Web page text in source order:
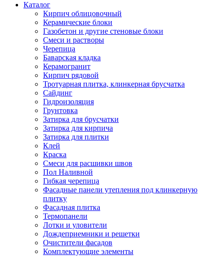
Каталог
Кирпич облицовочный
Керамические блоки
Газобетон и другие стеновые блоки
Смеси и растворы
Черепица
Баварская кладка
Керамогранит
Кирпич рядовой
Тротуарная плитка, клинкерная брусчатка
Сайдинг
Гидроизоляция
Грунтовка
Затирка для брусчатки
Затирка для кирпича
Затирка для плитки
Клей
Краска
Смеси для расшивки швов
Пол Наливной
Гибкая черепица
Фасадные панели утепления под клинкерную
плитку
Фасадная плитка
Термопанели
Лотки и уловители
Дождеприемники и решетки
Очистители фасадов
Комплектующие элементы